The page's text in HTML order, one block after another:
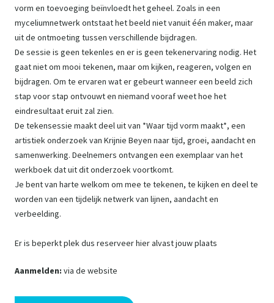
vorm en toevoeging beïnvloedt het geheel. Zoals in een
myceliumnetwerk ontstaat het beeld niet vanuit één maker, maar
uit de ontmoeting tussen verschillende bijdragen.
De sessie is geen tekenles en er is geen tekenervaring nodig. Het
gaat niet om mooi tekenen, maar om kijken, reageren, volgen en
bijdragen. Om te ervaren wat er gebeurt wanneer een beeld zich
stap voor stap ontvouwt en niemand vooraf weet hoe het
eindresultaat eruit zal zien.
De tekensessie maakt deel uit van *Waar tijd vorm maakt*, een
artistiek onderzoek van Krijnie Beyen naar tijd, groei, aandacht en
samenwerking. Deelnemers ontvangen een exemplaar van het
werkboek dat uit dit onderzoek voortkomt.
Je bent van harte welkom om mee te tekenen, te kijken en deel te
worden van een tijdelijk netwerk van lijnen, aandacht en
verbeelding.
Er is beperkt plek dus reserveer hier alvast jouw plaats
Aanmelden: via de website